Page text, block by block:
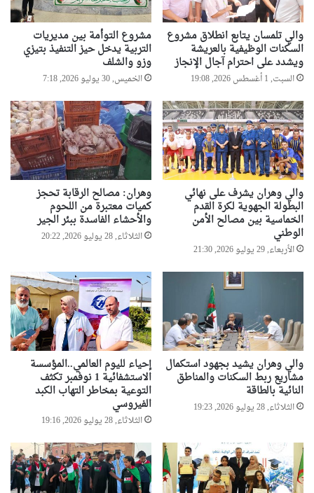
ا
ل
م
ش
ت
ر
"
ه
ذ
ا
ا
ل
س
ب
ت
ف
ظ
ا
ل
ق
ر
ن
و
ا
ل
ح
د
ي
ث
ل
ت
ت
و
ل
ف
ر
س
ا
ن
ن
ا
س
والي تلمسان يتابع انطلاق مشروع
السكنات الوظيفية بالعريشة
ويشدد على احترام آجال الإنجاز
السبت, 1 أغسطس 2026, 19:08
مشروع التوأمة بين مديريات
التربية يدخل حيز التنفيذ بتيزي
وزو والشلف
الخميس, 30 يوليو 2026, 7:18
والي وهران يشرف على نهائي
البطولة الجهوية لكرة القدم
الخماسية بين مصالح الأمن
الوطني
الأربعاء, 29 يوليو 2026, 21:30
وهران: مصالح الرقابة تحجز
كميات معتبرة من اللحوم
والأحشاء الفاسدة ببئر الجير
الثلاثاء, 28 يوليو 2026, 20:22
والي وهران يشيد بجهود استكمال
مشاريع ربط السكنات والمناطق
النائية بالطاقة
الثلاثاء, 28 يوليو 2026, 19:23
إحياء لليوم العالمي..المؤسسة
الاستشفائية 1 نوفمبر تكثف
التوعية بمخاطر التهاب الكبد
الفيروسي
الثلاثاء, 28 يوليو 2026, 19:16